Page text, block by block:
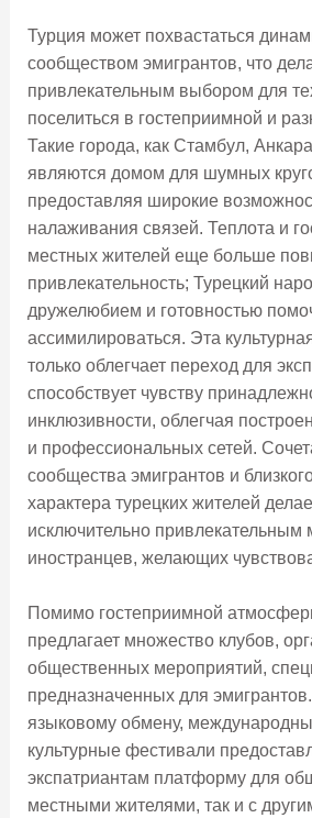
Турция может похвастаться
сообществом эмигрантов, что
привлекательным выбором для
поселиться в гостеприимной и
Такие города, как Стамбул,
являются домом для шумных
предоставляя широкие
налаживания связей. Теплота и
местных жителей еще больше
привлекательность; Турецкий
дружелюбием и готовностью
ассимилироваться. Эта
только облегчает переход для
способствует чувству
инклюзивности, облегчая
и профессиональных сетей.
сообщества эмигрантов и
характера турецких жителей
исключительно привлекательным
иностранцев, желающих
Помимо гостеприимной
предлагает множество клубов,
общественных мероприятий,
предназначенных для
языковому обмену,
культурные фестивали
экспатриантам платформу для
местными жителями, так и с